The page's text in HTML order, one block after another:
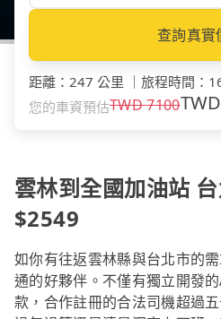
查詢真實
距離 ： 247 公里 旅程時間 ：
您的車資預估TWD7100TWD
雲林到全國加油站
$2549
如你有往返雲林縣與台北市的
通的好夥伴。不僅有獨立開發
款，合作註冊的合法司機超過